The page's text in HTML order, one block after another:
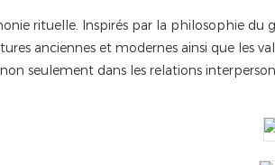
rituelle. Inspirés par la philosophie du
anciennes et modernes ainsi que les
seulement dans les relations